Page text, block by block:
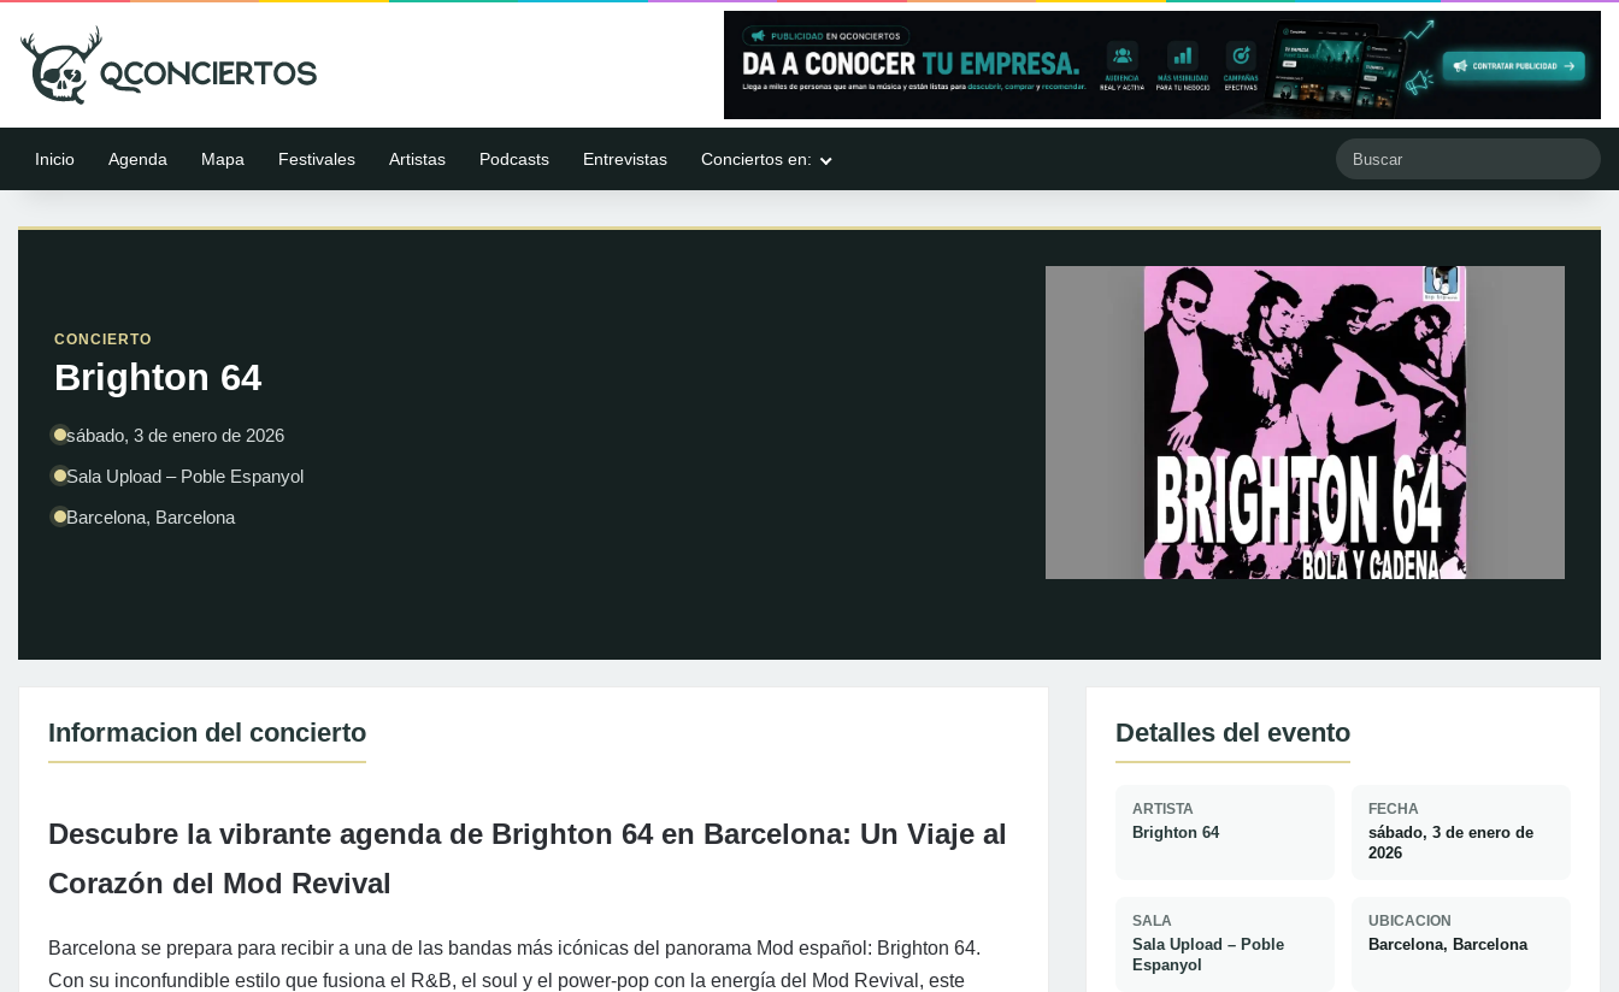
Inicio Agenda Mapa Festivales Artistas Podcasts Entrevistas Conciertos en:
CONCIERTO
Brighton 64
sábado, 3 de enero de 2026
Sala Upload – Poble Espanyol
Barcelona, Barcelona
Informacion del concierto
Descubre la vibrante agenda de Brighton 64 en Barcelona: Un Viaje al
Corazón del Mod Revival
Barcelona se prepara para recibir a una de las bandas más icónicas del panorama Mod español: Brighton 64.
Con su inconfundible estilo que fusiona el R&B, el soul y el power-pop con la energía del Mod Revival, este
Detalles del evento
ARTISTA
Brighton 64
FECHA
sábado, 3 de enero de
2026
SALA
Sala Upload – Poble
Espanyol
UBICACION
Barcelona, Barcelona